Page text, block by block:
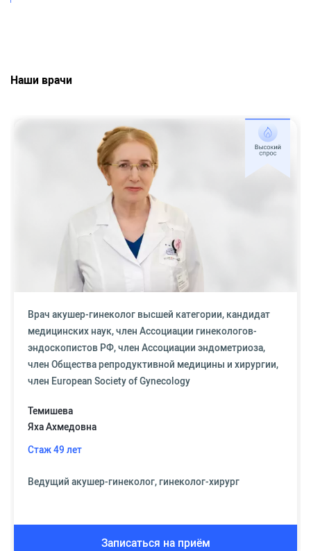
Наши врачи
Врач акушер-гинеколог высшей категории, кандидат
медицинских наук, член Ассоциации гинекологов-
эндоскопистов РФ, член Ассоциации эндометриоза,
член Общества репродуктивной медицины и хирургии,
член European Society of Gynecology
Темишева
Яха Ахмедовна
Стаж 49 лет
Ведущий акушер-гинеколог, гинеколог-хирург
Записаться на приём